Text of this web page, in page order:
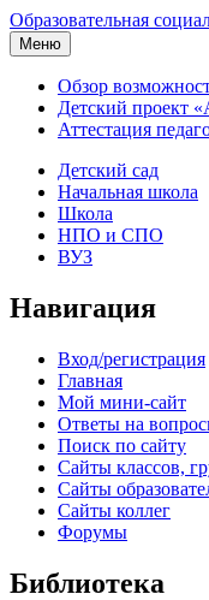
Образовательная
Меню
Обзор
Детский проект
Аттестация
Детский сад
Начальная школа
Школа
НПО и СПО
ВУЗ
Навигация
Вход/регистрация
Главная
Мой мини-сайт
Ответы на
Поиск по сайту
Сайты классов,
Сайты
Сайты коллег
Форумы
Библиотека